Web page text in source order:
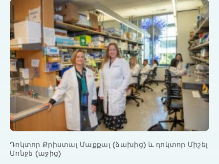
Դոկտոր Քրիստալ Մաքքալ (ձախից) և դոկտոր Միշել
Մոնջե (աջից)